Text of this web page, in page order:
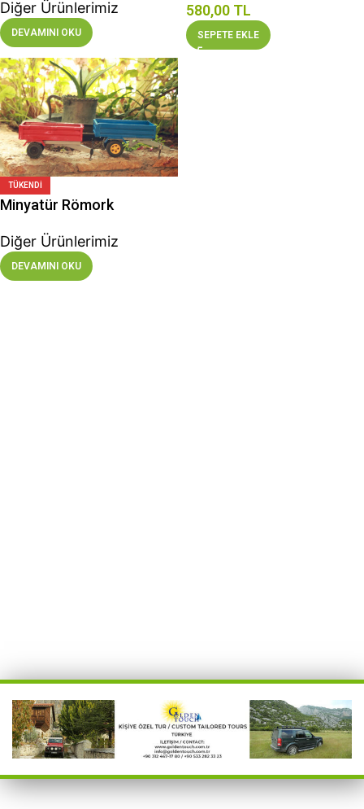
Diğer Ürünlerimiz
DEVAMINI OKU
580,00 TL
SEPETE EKLE
TÜKENDI
Minyatür Römork
Diğer Ürünlerimiz
DEVAMINI OKU